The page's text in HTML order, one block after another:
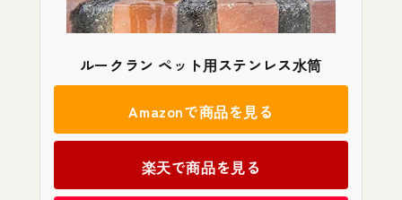
ルークラン ペット用ステンレス水筒
Amazonで商品を見る
楽天で商品を見る